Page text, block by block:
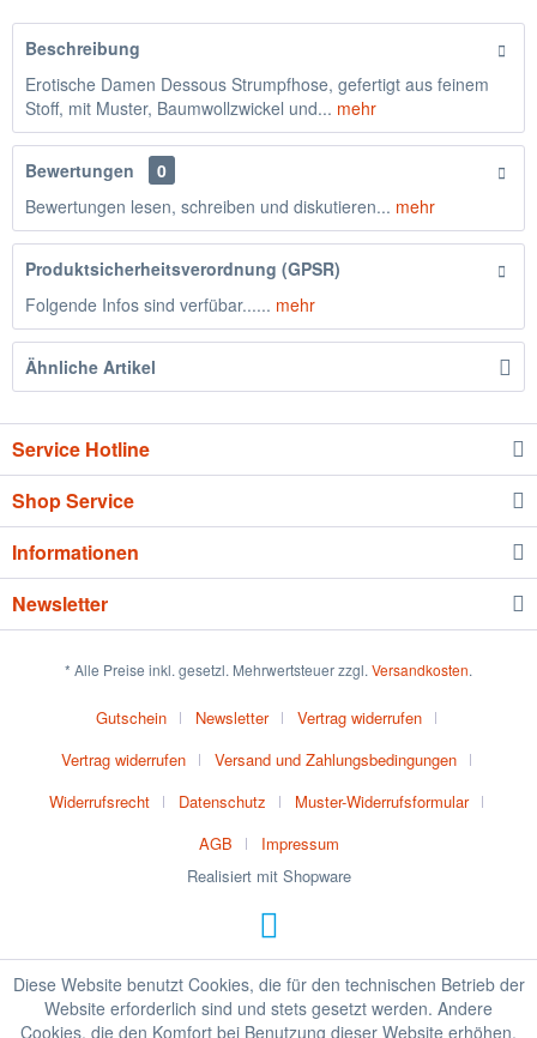
Beschreibung
Erotische Damen Dessous Strumpfhose, gefertigt aus feinem
Stoff, mit Muster, Baumwollzwickel und... mehr
Bewertungen
0
Bewertungen lesen, schreiben und diskutieren... mehr
Produktsicherheitsverordnung (GPSR)
Folgende Infos sind verfübar...... mehr
Ähnliche Artikel
Service Hotline
Shop Service
Informationen
Newsletter
* Alle Preise inkl. gesetzl. Mehrwertsteuer zzgl. Versandkosten.
Gutschein Newsletter
Vertrag widerrufen
Vertrag widerrufen
Versand und Zahlungsbedingungen
Widerrufsrecht
Datenschutz
Muster-Widerrufsformular
AGB
Impressum
Realisiert mit Shopware
Diese Website benutzt Cookies, die für den technischen Betrieb der
Website erforderlich sind und stets gesetzt werden. Andere
Cookies, die den Komfort bei Benutzung dieser Website erhöhen,